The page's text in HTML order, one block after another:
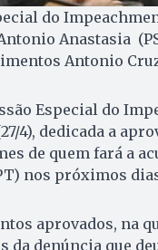
do
Anastasia
Antonio
Especial do
4), dedicada a
de quem fará a
nos próximos
aprovados, na
da denúncia que